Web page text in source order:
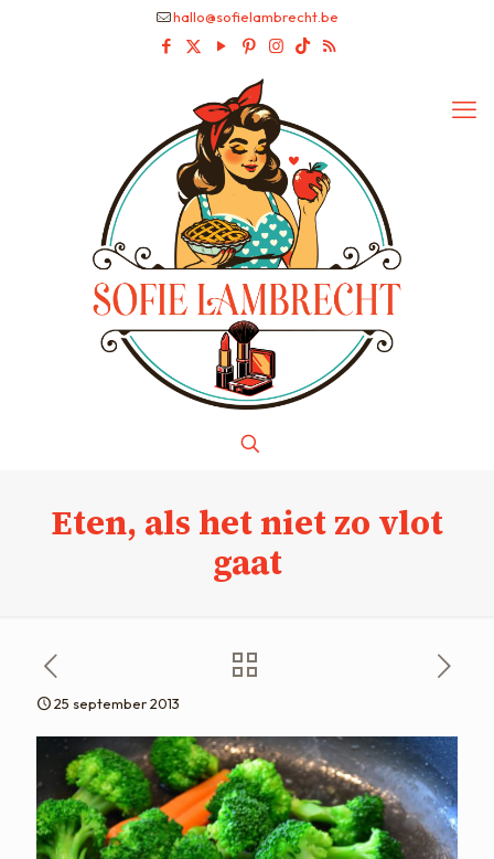
hallo@sofielambrecht.be
Eten, als het niet zo vlot
gaat
25 september 2013